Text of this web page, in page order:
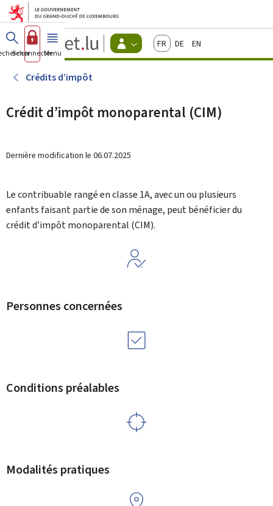
Aller au menu principal
Aller au contenu
Guichet.lu
Changer
d'espace
actif
FrançaisDeutschEnglish
Se connecterMenu principal
Crédits d’impôt
Crédit d’impôt monoparental (CIM)
Dernière modification le 06.07.2025
Le contribuable rangé en classe 1A, avec un ou plusieurs
enfants faisant partie de son ménage, peut bénéficier du
crédit d’impôt monoparental (CIM).
Personnes concernées
Conditions préalables
Modalités pratiques